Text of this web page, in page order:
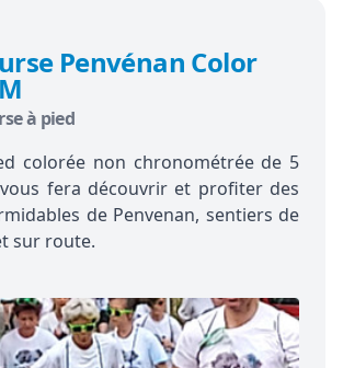
Penvénan Color
à pied
colorée non chronométrée de 5
fera découvrir et profiter des
de Penvenan, sentiers de
sur route.